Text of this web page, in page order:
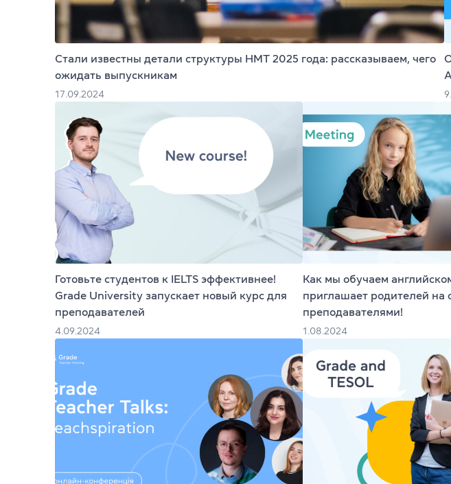
Преподаватели
Благотворительность
Партнеры
Новости
Вакансии
Контакты
Стали известны детали структуры НМТ 2025 года: рассказываем, чего
ожидать выпускникам
17.09.2024
Готовьте студентов к IELTS эффективнее!
Grade University запускает новый курс для
преподавателей
4.09.2024
Как мы обучаем
приглашает родителей на
преподавателями!
1.08.2024